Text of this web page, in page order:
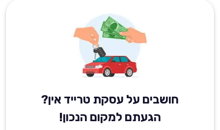
חושבים על עסקת טרייד אין?
הגעתם למקום הנכון!